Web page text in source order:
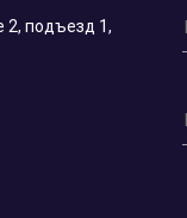
2, подъезд 1,